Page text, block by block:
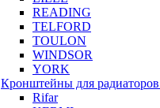
READING
TELFORD
TOULON
WINDSOR
YORK
Кронштейны для радиаторов
Rifar